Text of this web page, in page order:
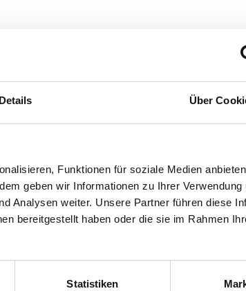
Details Über
Funktionen für soziale Medien
geben wir Informationen zu Ihrer Verwendung
Analysen weiter. Unsere Partner führen diese
bereitgestellt haben oder die sie im Rahmen
Statistiken